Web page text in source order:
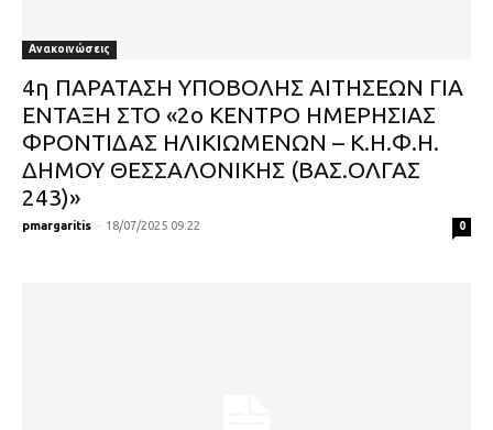
Ανακοινώσεις
4η ΠΑΡΑΤΑΣΗ ΥΠΟΒΟΛΗΣ ΑΙΤΗΣΕΩΝ ΓΙΑ
ΕΝΤΑΞΗ ΣΤΟ «2ο ΚΕΝΤΡΟ ΗΜΕΡΗΣΙΑΣ
ΦΡΟΝΤΙΔΑΣ ΗΛΙΚΙΩΜΕΝΩΝ – Κ.Η.Φ.Η.
ΔΗΜΟΥ ΘΕΣΣΑΛΟΝΙΚΗΣ (ΒΑΣ.ΟΛΓΑΣ
243)»
pmargaritis - 18/07/2025 09:22 0